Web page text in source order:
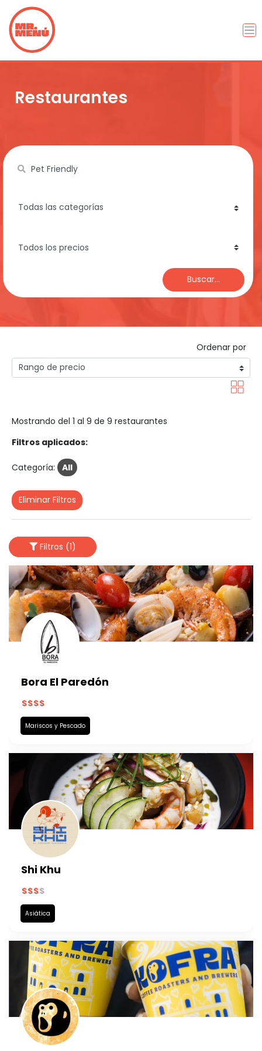
Restaurantes
Name
category
price
Buscar...
Ordenar por
Mostrando del 1 al 9 de 9 restaurantes
Filtros aplicados:
Categoría: All
Eliminar Filtros
Filtros (1)
Bora El Paredón
Mariscos y Pescado
Shi Khu
Asiática